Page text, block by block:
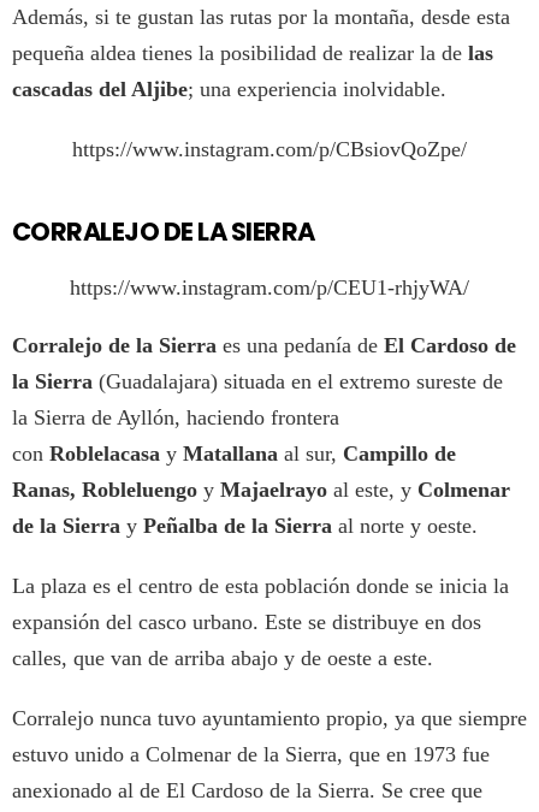
Además, si te gustan las rutas por la montaña, desde esta
pequeña aldea tienes la posibilidad de realizar la de las
cascadas del Aljibe; una experiencia inolvidable.
https://www.instagram.com/p/CBsiovQoZpe/
CORRALEJO DE LA SIERRA
https://www.instagram.com/p/CEU1-rhjyWA/
Corralejo de la Sierra es una pedanía de El Cardoso de
la Sierra (Guadalajara) situada en el extremo sureste de
la Sierra de Ayllón, haciendo frontera
con Roblelacasa y Matallana al sur, Campillo de
Ranas, Robleluengo y Majaelrayo al este, y Colmenar
de la Sierra y Peñalba de la Sierra al norte y oeste.
La plaza es el centro de esta población donde se inicia la
expansión del casco urbano. Este se distribuye en dos
calles, que van de arriba abajo y de oeste a este.
Corralejo nunca tuvo ayuntamiento propio, ya que siempre
estuvo unido a Colmenar de la Sierra, que en 1973 fue
anexionado al de El Cardoso de la Sierra. Se cree que